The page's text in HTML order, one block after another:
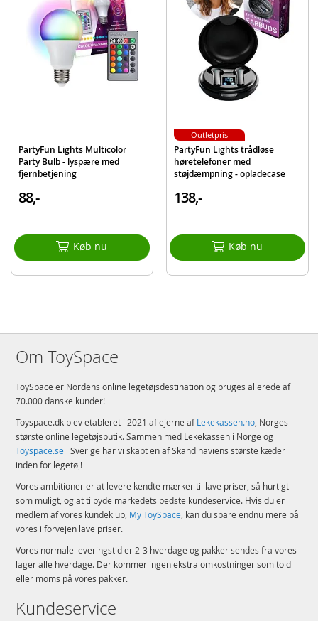
Mål produkt: 10 x 11 x 10 cm
Mål æske: 10 x 11,5 x 10 cm
Strømforsyning: 5V USB 2.0
Produktdetaljer
PartyFun Lights
PartyFun Lights Multicolor
Party Bulb - lyspære med
fjernbetjening
88,-
Køb nu
PartyFun Lights trådløse
høretelefoner med
støjdæmpning - opladecase
138,-
Køb nu
Outletpris
Om ToySpace
ToySpace er Nordens online legetøjsdestination og bruges allerede af
70.000 danske kunder!
Toyspace.dk blev etableret i 2021 af ejerne afLekekassen.no, Norges
største online legetøjsbutik. Sammen med Lekekassen i Norge og
Toyspace.se i Sverige har vi skabt en af Skandinaviens største kæder
inden for legetøj!
Vores ambitioner er at levere kendte mærker til lave priser, så hurtigt
som muligt, og at tilbyde markedets bedste kundeservice. Hvis du er
medlem af vores kundeklub, My ToySpace, kan du spare endnu mere på
vores i forvejen lave priser.
Vores normale leveringstid er 2-3 hverdage og pakker sendes fra vores
lager alle hverdage. Der kommer ingen ekstra omkostninger som told
eller moms på vores pakker.
Kundeservice